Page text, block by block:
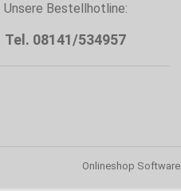
Unsere Bestellhotline:
Tel. 08141/534957
Onlineshop Software